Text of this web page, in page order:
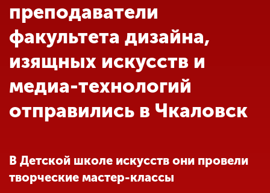
Обучение
Наука
Международная
деятельность
Другие виды
деятельности
преподаватели
факультета дизайна,
изящных искусств и
медиа-технологий
отправились в Чкаловск
В Детской школе искусств они провели
творческие мастер-классы